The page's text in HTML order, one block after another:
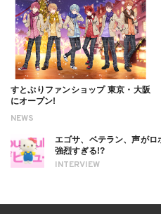
NEWS
すとぷりファンショップ 東京・大阪
にオープン!
INTERVIEW
エゴサ、ベテラン、声が
強烈すぎる!?